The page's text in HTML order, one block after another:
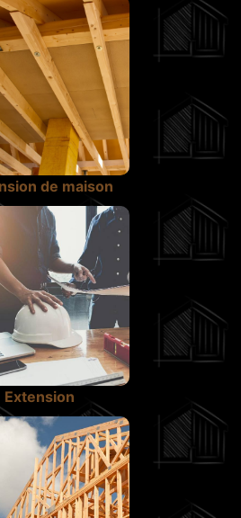
de maison
Extension